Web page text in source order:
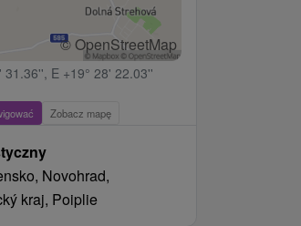
© OpenStreetMap
31.36'', E +19° 28' 22.03''
Zobacz mapę
Novohrad,
kraj, Poiplie